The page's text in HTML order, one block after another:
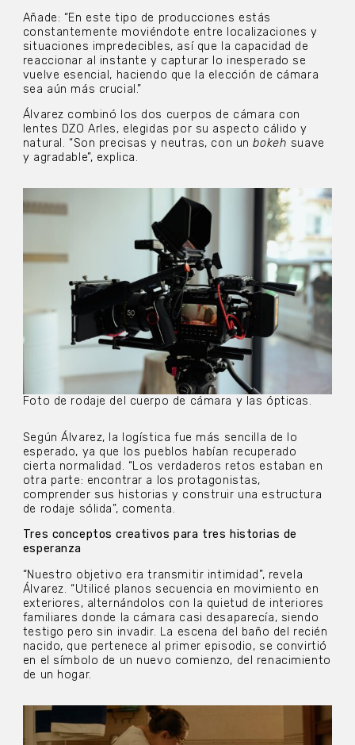
Añade: “En este tipo de producciones estás
constantemente moviéndote entre localizaciones y
situaciones impredecibles, así que la capacidad de
reaccionar al instante y capturar lo inesperado se
vuelve esencial, haciendo que la elección de cámara
sea aún más crucial.”
Álvarez combinó los dos cuerpos de cámara con
lentes DZO Arles, elegidas por su aspecto cálido y
natural. “Son precisas y neutras, con unbokeh suave
y agradable”, explica.
Foto de rodaje del cuerpo de cámara y las ópticas.
Según Álvarez, la logística fue más sencilla de lo
esperado, ya que los pueblos habían recuperado
cierta normalidad. “Los verdaderos retos estaban en
otra parte: encontrar a los protagonistas,
comprender sus historias y construir una estructura
de rodaje sólida”, comenta.
Tres conceptos creativos para tres historias de
esperanza
“Nuestro objetivo era transmitir intimidad”, revela
Álvarez. “Utilicé planos secuencia en movimiento en
exteriores, alternándolos con la quietud de interiores
familiares donde la cámara casi desaparecía, siendo
testigo pero sin invadir. La escena del baño del recién
nacido, que pertenece al primer episodio, se convirtió
en el símbolo de un nuevo comienzo, del renacimiento
de un hogar.